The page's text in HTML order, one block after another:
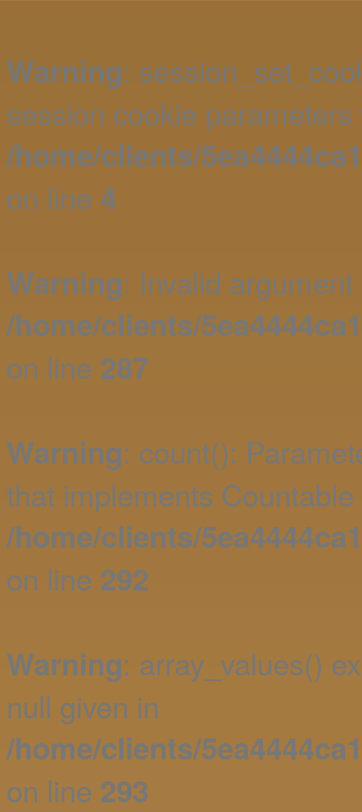
Warning:
session cookie
/home/clients/
on line 4
Warning: Invalid
/home/clients/
on line 287
Warning: count():
that implements
/home/clients/
on line 292
Warning: array_values()
null given in
/home/clients/
on line 293